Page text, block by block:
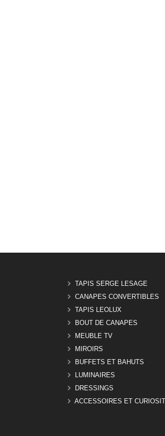
TAPIS SERGE LESAGE
CANAPES CONVERTIBLES
TAPIS LEOLUX
BOUT DE CANAPES
MEUBLE TV
MIROIRS
BUFFETS ET BAHUTS
LUMINAIRES
DRESSINGS
ACCESSOIRES ET